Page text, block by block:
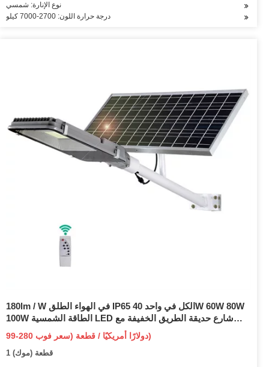
نوع الإنارة: شمسي
درجة حرارة اللون: 2700-7000 كيلو
180lm / W في الهواء الطلق IP65 الكل في واحد 40W 60W 80W
100W الطاقة الشمسية LED شارع حديقة الطريق الخفيفة مع
الميكروويف الذكي PIR التعريفي التبديل وظيفة استشعار الحركة
99-280 دولارًا أمريكيًا / قطعة (سعر فوب)
1 قطعة (موك)